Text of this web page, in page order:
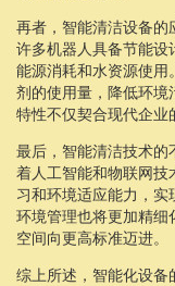
再者，智能清洁设备的
许多机器人具备节能设
能源消耗和水资源使用
剂的使用量，降低环境
特性不仅契合现代企业
最后，智能清洁技术的
着人工智能和物联网技
习和环境适应能力，实
环境管理也将更加精细
空间向更高标准迈进。
综上所述，智能化设备